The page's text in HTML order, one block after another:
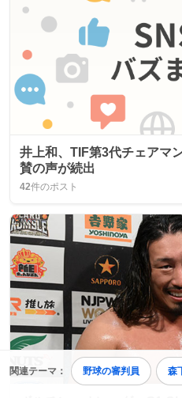
関連テーマ： 野球の審判員 森
井上和、TIF第3代チェアマ
賛の声が続出
42件のポスト